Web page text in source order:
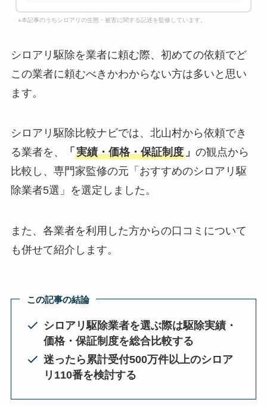
※本記事のうちシロアリの生態・被害に関する記述を監修しています。
シロアリ駆除を業者に頼む際、初めての依頼でど
この業者に頼むべきかわからない方は多いと思い
ます。
シロアリ駆除比較ナビでは、北山村から依頼でき
る業者を、
「 実績・価格・保証制度」 の観点から
比較し、専門家監修の元「おすすめのシロアリ駆
除業者5選」を選定しました。
また、各業者を利用した方からの口コミについて
も併せて紹介します。
この記事の結論
シロアリ駆除業者を選ぶ際は駆除実績・
価格・保証制度を総合比較する
迷ったら累計受付500万件以上のシロア
リ110番を検討する